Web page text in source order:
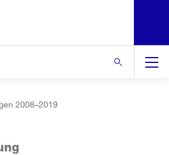
2008–2019